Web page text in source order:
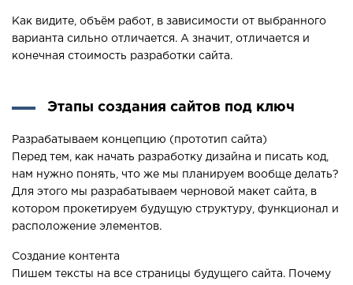
Как видите, объём работ, в зависимости от выбранного
варианта сильно отличается. А значит, отличается и
конечная стоимость разработки сайта.
Этапы создания сайтов под ключ
Разрабатываем концепцию (прототип сайта)
Перед тем, как начать разработку дизайна и писать код,
нам нужно понять, что же мы планируем вообще делать?
Для этого мы разрабатываем черновой макет сайта, в
котором прокетируем будущую структуру, функционал и
расположение элементов.
Создание контента
Пишем тексты на все страницы будущего сайта. Почему